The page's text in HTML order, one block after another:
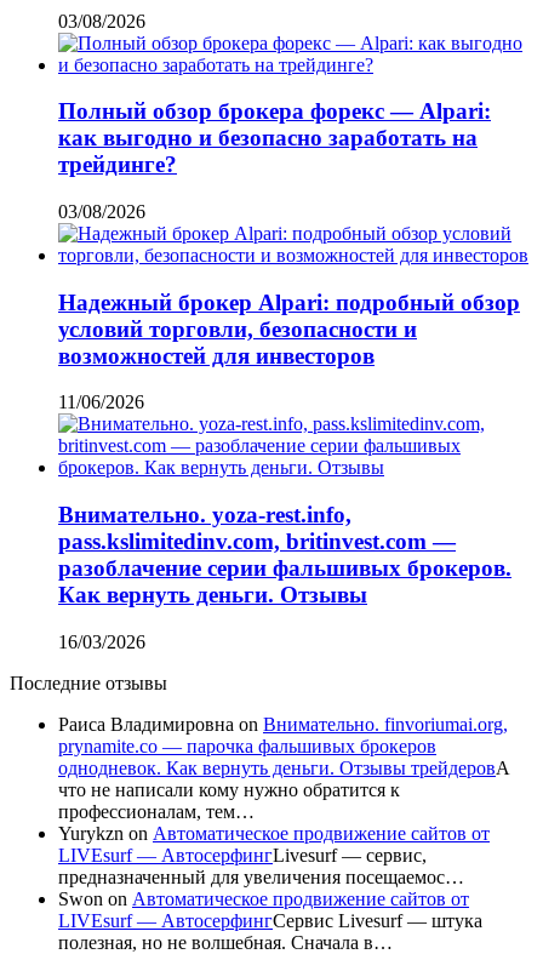
03/08/2026
Полный обзор брокера форекс — Alpari:
как выгодно и безопасно заработать на
трейдинге?
03/08/2026
Надежный брокер Alpari: подробный обзор
условий торговли, безопасности и
возможностей для инвесторов
11/06/2026
Внимательно. yoza-rest.info,
pass.kslimitedinv.com, britinvest.com —
разоблачение серии фальшивых брокеров.
Как вернуть деньги. Отзывы
16/03/2026
Последние отзывы
Раиса Владимировна on Внимательно. finvoriumai.org,
prynamite.co — парочка фальшивых брокеров
однодневок. Как вернуть деньги. Отзывы трейдеровА
что не написали кому нужно обратится к
профессионалам, тем…
Yurykzn on Автоматическое продвижение сайтов от
LIVEsurf — АвтосерфингLivesurf — сервис,
предназначенный для увеличения посещаемос…
Swon on Автоматическое продвижение сайтов от
LIVEsurf — АвтосерфингСервис Livesurf — штука
полезная, но не волшебная. Сначала в…